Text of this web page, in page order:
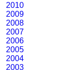
2010
2009
2008
2007
2006
2005
2004
2003